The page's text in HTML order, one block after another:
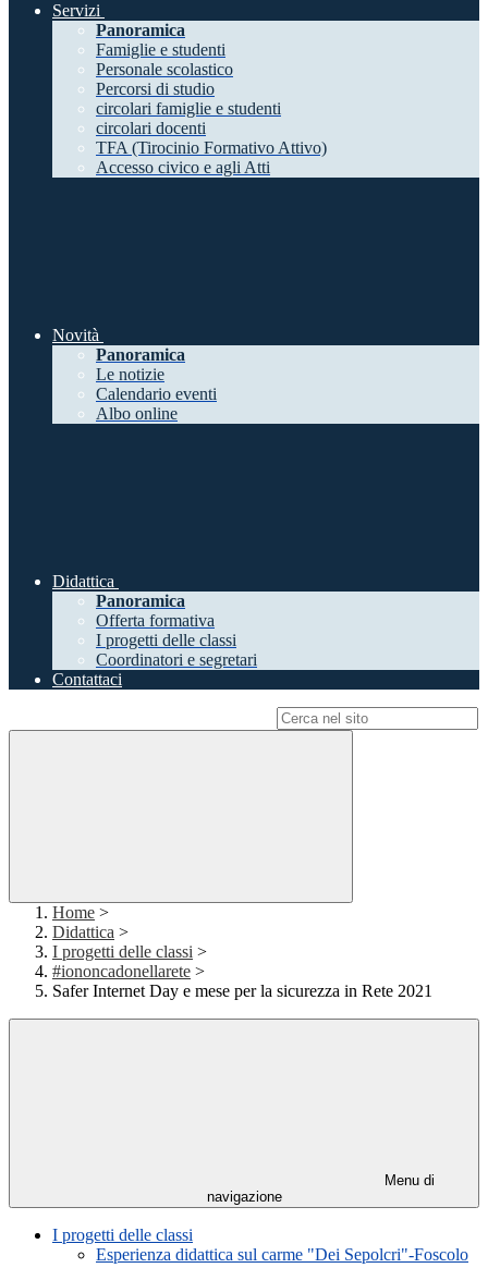
Servizi
Panoramica
Famiglie e studenti
Personale scolastico
Percorsi di studio
circolari famiglie e studenti
circolari docenti
TFA (Tirocinio Formativo Attivo)
Accesso civico e agli Atti
Novità
Panoramica
Le notizie
Calendario eventi
Albo online
Didattica
Panoramica
Offerta formativa
I progetti delle classi
Coordinatori e segretari
Contattaci
Home >
Didattica >
I progetti delle classi >
#iononcadonellarete >
Safer Internet Day e mese per la sicurezza in Rete 2021
Menu di
navigazione
I progetti delle classi
Esperienza didattica sul carme "Dei Sepolcri"-Foscolo